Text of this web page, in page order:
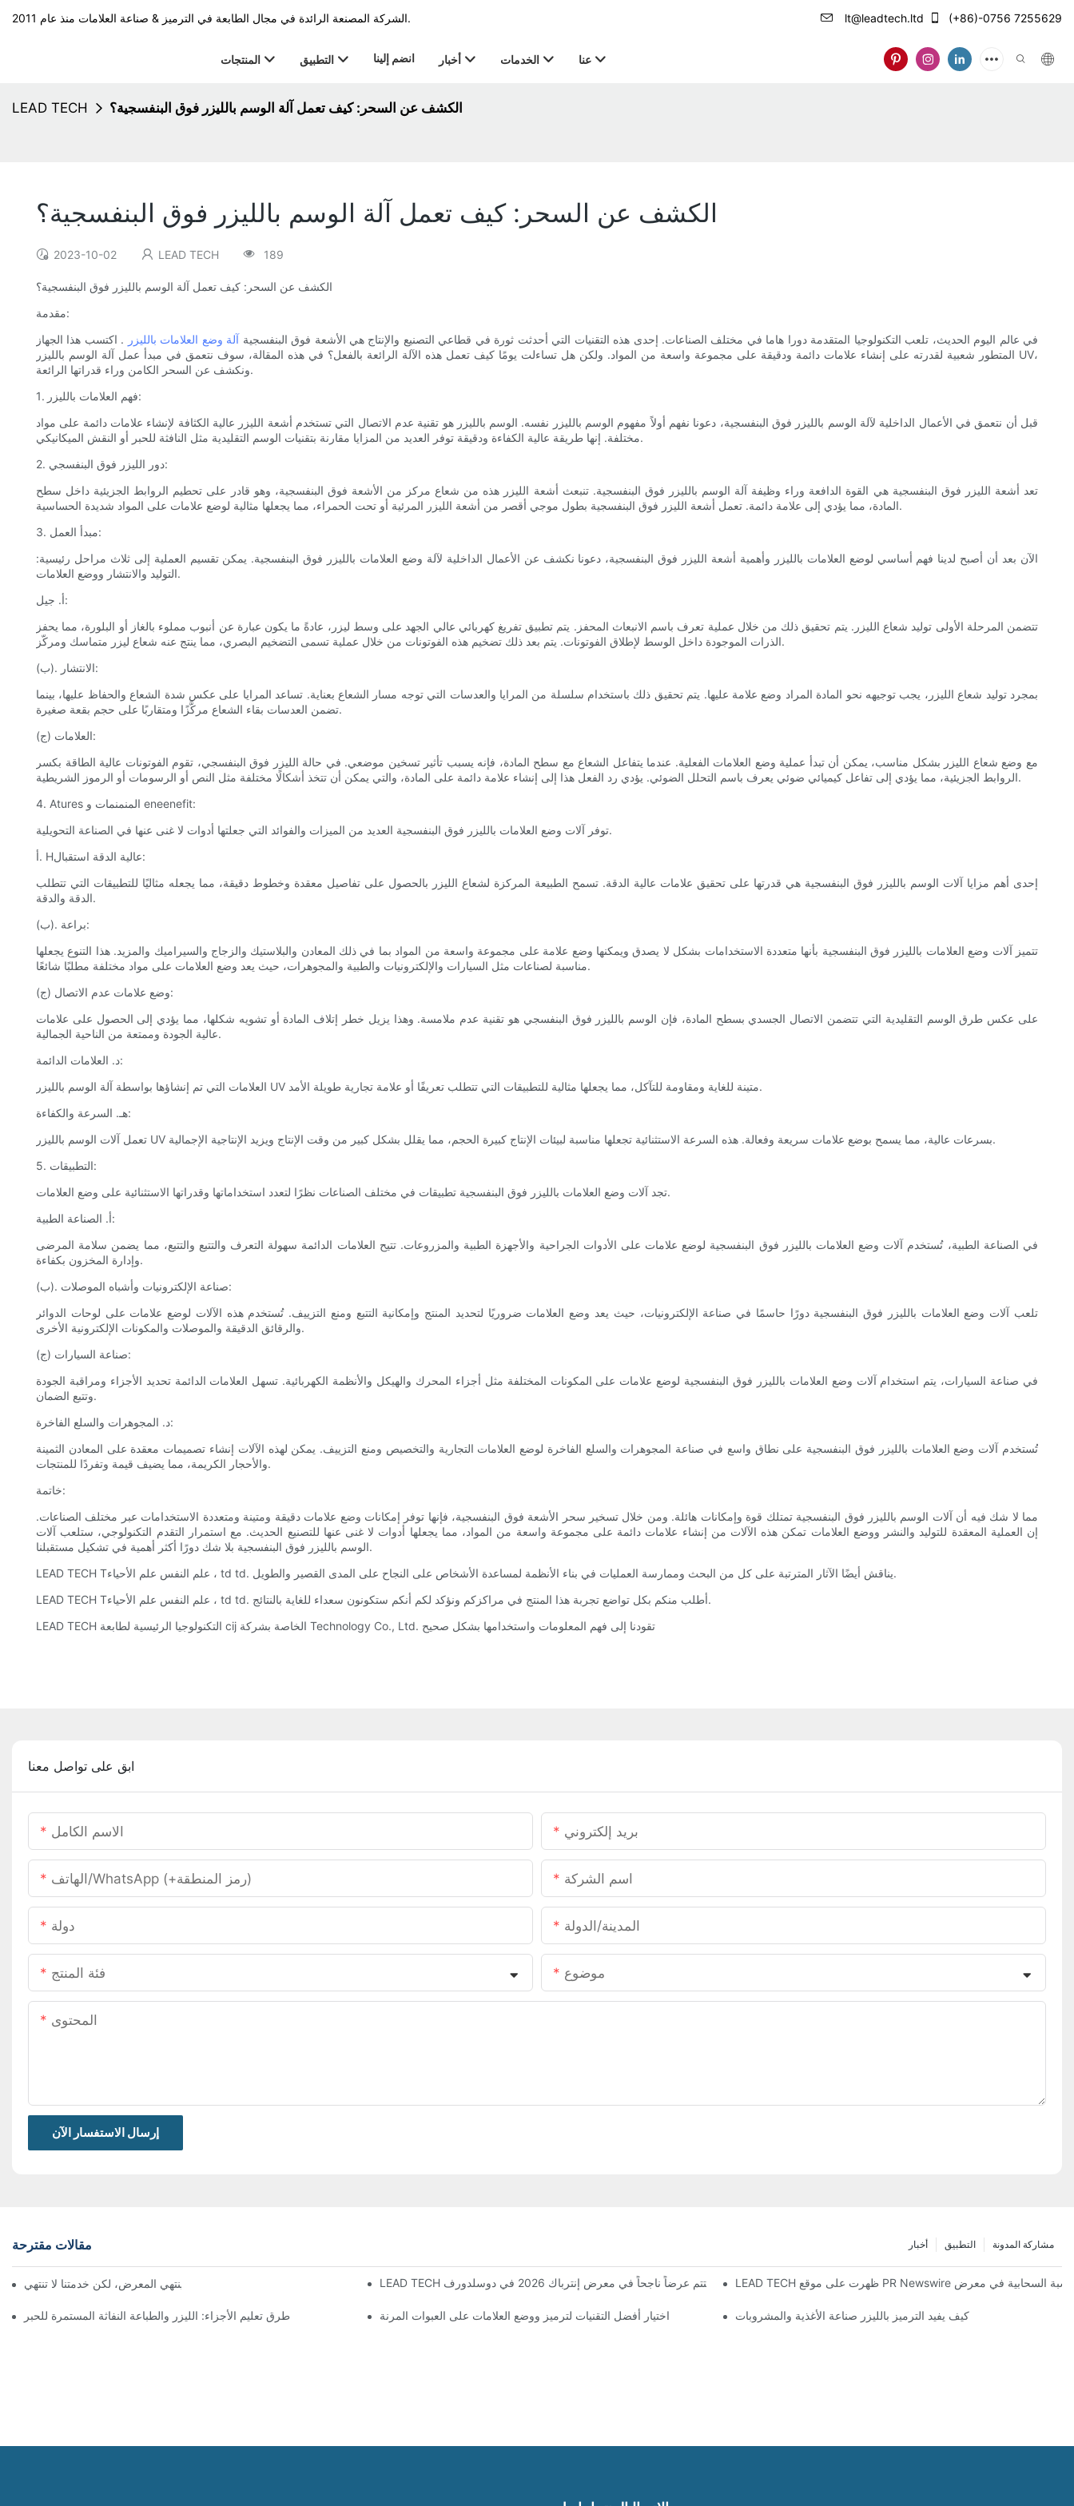
الشركة المصنعة الرائدة في مجال الطابعة في الترميز & صناعة العلامات منذ عام 2011. lt@leadtech.ltd (+86)-0756 7255629
المنتجات التطبيق انضم إلينا أخبار الخدمات عنا
LEAD TECH الكشف عن السحر: كيف تعمل آلة الوسم بالليزر فوق البنفسجية؟
الكشف عن السحر: كيف تعمل آلة الوسم بالليزر فوق البنفسجية؟
2023-10-02 LEAD TECH 189
الكشف عن السحر: كيف تعمل آلة الوسم بالليزر فوق البنفسجية؟
مقدمة:
في عالم اليوم الحديث، تلعب التكنولوجيا المتقدمة دورا هاما في مختلف الصناعات. إحدى هذه التقنيات التي أحدثت ثورة في قطاعي التصنيع والإنتاج هي الأشعة فوق البنفسجية آلة وضع العلامات بالليزر . اكتسب هذا الجهاز
المتطور شعبية لقدرته على إنشاء علامات دائمة ودقيقة على مجموعة واسعة من المواد. ولكن هل تساءلت يومًا كيف تعمل هذه الآلة الرائعة بالفعل؟ في هذه المقالة، سوف نتعمق في مبدأ عمل آلة الوسم بالليزر UV،
ونكشف عن السحر الكامن وراء قدراتها الرائعة.
1. فهم العلامات بالليزر:
قبل أن نتعمق في الأعمال الداخلية لآلة الوسم بالليزر فوق البنفسجية، دعونا نفهم أولاً مفهوم الوسم بالليزر نفسه. الوسم بالليزر هو تقنية عدم الاتصال التي تستخدم أشعة الليزر عالية الكثافة لإنشاء علامات دائمة على مواد
مختلفة. إنها طريقة عالية الكفاءة ودقيقة توفر العديد من المزايا مقارنة بتقنيات الوسم التقليدية مثل النافثة للحبر أو النقش الميكانيكي.
2. دور الليزر فوق البنفسجي:
تعد أشعة الليزر فوق البنفسجية هي القوة الدافعة وراء وظيفة آلة الوسم بالليزر فوق البنفسجية. تنبعث أشعة الليزر هذه من شعاع مركز من الأشعة فوق البنفسجية، وهو قادر على تحطيم الروابط الجزيئية داخل سطح
المادة، مما يؤدي إلى علامة دائمة. تعمل أشعة الليزر فوق البنفسجية بطول موجي أقصر من أشعة الليزر المرئية أو تحت الحمراء، مما يجعلها مثالية لوضع علامات على المواد شديدة الحساسية.
3. مبدأ العمل:
الآن بعد أن أصبح لدينا فهم أساسي لوضع العلامات بالليزر وأهمية أشعة الليزر فوق البنفسجية، دعونا نكشف عن الأعمال الداخلية لآلة وضع العلامات بالليزر فوق البنفسجية. يمكن تقسيم العملية إلى ثلاث مراحل رئيسية:
التوليد والانتشار ووضع العلامات.
أ. جيل:
تتضمن المرحلة الأولى توليد شعاع الليزر. يتم تحقيق ذلك من خلال عملية تعرف باسم الانبعاث المحفز. يتم تطبيق تفريغ كهربائي عالي الجهد على وسط ليزر، عادةً ما يكون عبارة عن أنبوب مملوء بالغاز أو البلورة، مما يحفز
الذرات الموجودة داخل الوسط لإطلاق الفوتونات. يتم بعد ذلك تضخيم هذه الفوتونات من خلال عملية تسمى التضخيم البصري، مما ينتج عنه شعاع ليزر متماسك ومركّز.
(ب). الانتشار:
بمجرد توليد شعاع الليزر، يجب توجيهه نحو المادة المراد وضع علامة عليها. يتم تحقيق ذلك باستخدام سلسلة من المرايا والعدسات التي توجه مسار الشعاع بعناية. تساعد المرايا على عكس شدة الشعاع والحفاظ عليها، بينما
تضمن العدسات بقاء الشعاع مركَّزًا ومتقاربًا على حجم بقعة صغيرة.
(ج) العلامات:
مع وضع شعاع الليزر بشكل مناسب، يمكن أن تبدأ عملية وضع العلامات الفعلية. عندما يتفاعل الشعاع مع سطح المادة، فإنه يسبب تأثير تسخين موضعي. في حالة الليزر فوق البنفسجي، تقوم الفوتونات عالية الطاقة بكسر
الروابط الجزيئية، مما يؤدي إلى تفاعل كيميائي ضوئي يعرف باسم التحلل الضوئي. يؤدي رد الفعل هذا إلى إنشاء علامة دائمة على المادة، والتي يمكن أن تتخذ أشكالًا مختلفة مثل النص أو الرسومات أو الرموز الشريطية.
4. Atures المنمنمات و eneenefit:
توفر آلات وضع العلامات بالليزر فوق البنفسجية العديد من الميزات والفوائد التي جعلتها أدوات لا غنى عنها في الصناعة التحويلية.
أ. Hعالية الدقة استقبال:
إحدى أهم مزايا آلات الوسم بالليزر فوق البنفسجية هي قدرتها على تحقيق علامات عالية الدقة. تسمح الطبيعة المركزة لشعاع الليزر بالحصول على تفاصيل معقدة وخطوط دقيقة، مما يجعله مثاليًا للتطبيقات التي تتطلب
الدقة والدقة.
(ب). براعة:
تتميز آلات وضع العلامات بالليزر فوق البنفسجية بأنها متعددة الاستخدامات بشكل لا يصدق ويمكنها وضع علامة على مجموعة واسعة من المواد بما في ذلك المعادن والبلاستيك والزجاج والسيراميك والمزيد. هذا التنوع يجعلها
مناسبة لصناعات مثل السيارات والإلكترونيات والطبية والمجوهرات، حيث يعد وضع العلامات على مواد مختلفة مطلبًا شائعًا.
(ج) وضع علامات عدم الاتصال:
على عكس طرق الوسم التقليدية التي تتضمن الاتصال الجسدي بسطح المادة، فإن الوسم بالليزر فوق البنفسجي هو تقنية عدم ملامسة. وهذا يزيل خطر إتلاف المادة أو تشويه شكلها، مما يؤدي إلى الحصول على علامات
عالية الجودة وممتعة من الناحية الجمالية.
د. العلامات الدائمة:
العلامات التي تم إنشاؤها بواسطة آلة الوسم بالليزر UV متينة للغاية ومقاومة للتآكل، مما يجعلها مثالية للتطبيقات التي تتطلب تعريفًا أو علامة تجارية طويلة الأمد.
هـ. السرعة والكفاءة:
تعمل آلات الوسم بالليزر UV بسرعات عالية، مما يسمح بوضع علامات سريعة وفعالة. هذه السرعة الاستثنائية تجعلها مناسبة لبيئات الإنتاج كبيرة الحجم، مما يقلل بشكل كبير من وقت الإنتاج ويزيد الإنتاجية الإجمالية.
5. التطبيقات:
تجد آلات وضع العلامات بالليزر فوق البنفسجية تطبيقات في مختلف الصناعات نظرًا لتعدد استخداماتها وقدراتها الاستثنائية على وضع العلامات.
أ. الصناعة الطبية:
في الصناعة الطبية، تُستخدم آلات وضع العلامات بالليزر فوق البنفسجية لوضع علامات على الأدوات الجراحية والأجهزة الطبية والمزروعات. تتيح العلامات الدائمة سهولة التعرف والتتبع والتتبع، مما يضمن سلامة المرضى
وإدارة المخزون بكفاءة.
(ب). صناعة الإلكترونيات وأشباه الموصلات:
تلعب آلات وضع العلامات بالليزر فوق البنفسجية دورًا حاسمًا في صناعة الإلكترونيات، حيث يعد وضع العلامات ضروريًا لتحديد المنتج وإمكانية التتبع ومنع التزييف. تُستخدم هذه الآلات لوضع علامات على لوحات الدوائر
والرقائق الدقيقة والموصلات والمكونات الإلكترونية الأخرى.
(ج) صناعة السيارات:
في صناعة السيارات، يتم استخدام آلات وضع العلامات بالليزر فوق البنفسجية لوضع علامات على المكونات المختلفة مثل أجزاء المحرك والهيكل والأنظمة الكهربائية. تسهل العلامات الدائمة تحديد الأجزاء ومراقبة الجودة
وتتبع الضمان.
د. المجوهرات والسلع الفاخرة:
تُستخدم آلات وضع العلامات بالليزر فوق البنفسجية على نطاق واسع في صناعة المجوهرات والسلع الفاخرة لوضع العلامات التجارية والتخصيص ومنع التزييف. يمكن لهذه الآلات إنشاء تصميمات معقدة على المعادن الثمينة
والأحجار الكريمة، مما يضيف قيمة وتفردًا للمنتجات.
خاتمة:
مما لا شك فيه أن آلات الوسم بالليزر فوق البنفسجية تمتلك قوة وإمكانات هائلة. ومن خلال تسخير سحر الأشعة فوق البنفسجية، فإنها توفر إمكانات وضع علامات دقيقة ومتينة ومتعددة الاستخدامات عبر مختلف الصناعات.
إن العملية المعقدة للتوليد والنشر ووضع العلامات تمكن هذه الآلات من إنشاء علامات دائمة على مجموعة واسعة من المواد، مما يجعلها أدوات لا غنى عنها للتصنيع الحديث. مع استمرار التقدم التكنولوجي، ستلعب آلات
الوسم بالليزر فوق البنفسجية بلا شك دورًا أكثر أهمية في تشكيل مستقبلنا.
LEAD TECH Tعلم النفس علم الأحياء ، td td. يناقش أيضًا الآثار المترتبة على كل من البحث وممارسة العمليات في بناء الأنظمة لمساعدة الأشخاص على النجاح على المدى القصير والطويل.
LEAD TECH Tعلم النفس علم الأحياء ، td td. أطلب منكم بكل تواضع تجربة هذا المنتج في مراكزكم ونؤكد لكم أنكم ستكونون سعداء للغاية بالنتائج.
LEAD TECH التكنولوجيا الرئيسية لطابعة cij الخاصة بشركة Technology Co., Ltd. تقودنا إلى فهم المعلومات واستخدامها بشكل صحيح
ابق على تواصل معنا
الاسم الكامل بريد إلكتروني
الهاتف/WhatsApp (+رمز المنطقة) اسم الشركة
دولة المدينة/الدولة
فئة المنتج موضوع
المحتوى
إرسال الاستفسار الآن
مقالات مقترحة مشاركة المدونة التطبيق أخبار
LEAD TECH يختتم عرضاً ناجحاً في معرض إنترباك 2026 في دوسلدورف
طرق تعليم الأجزاء: الليزر والطباعة النفاثة المستمرة للحبر اختيار أفضل التقنيات لترميز ووضع العلامات على العبوات المرنة كيف يفيد الترميز بالليزر صناعة الأغذية والمشروبات